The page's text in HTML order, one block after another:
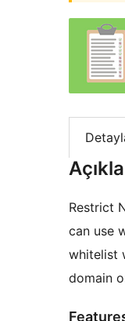
Restrict
can use
whitelist
domain